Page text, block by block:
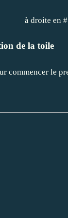
à droite en
de la toile
commencer le